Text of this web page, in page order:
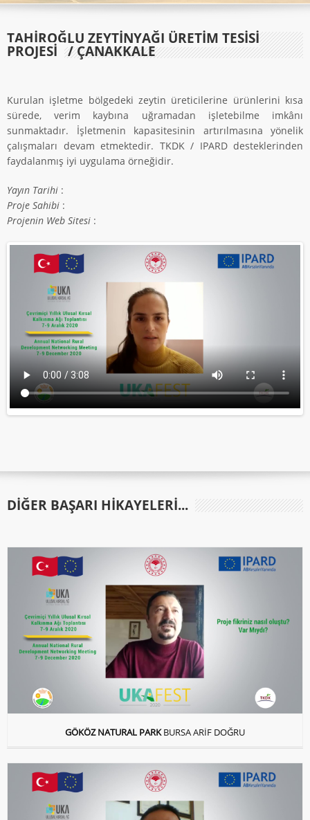
TAHİROĞLU ZEYTİNYAĞI ÜRETİM TESİSİ
PROJESİ / ÇANAKKALE
Kurulan işletme bölgedeki zeytin üreticilerine ürünlerini kısa
sürede, verim kaybına uğramadan işletebilme imkânı
sunmaktadır. İşletmenin kapasitesinin artırılmasına yönelik
çalışmaları devam etmektedir. TKDK / IPARD desteklerinden
faydalanmış iyi uygulama örneğidir.
Yayın Tarihi :
Proje Sahibi :
Projenin Web Sitesi :
DIĞER BAŞARI HIKAYELERI...
GÖKÖZ NATURAL PARK BURSA ARİF DOĞRU